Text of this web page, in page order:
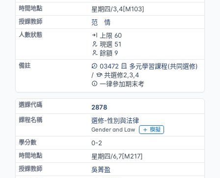
星期四/3,4[M103]
范 情
上限 60
現選 51
餘額 9
03472
多元學習課程(共同選修)
/
共選修2,3,4
一律參加期末考
2878
選修-性別與法律
Gender and Law 模擬
0-2
星期四/6,7[M217]
吳菁盈